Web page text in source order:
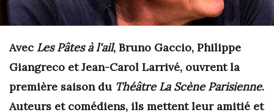
Avec Les Pâtes à l'ail, Bruno Gaccio, Philippe
Giangreco et Jean-Carol Larrivé, ouvrent la
première saison du Théâtre La Scène Parisienne.
Auteurs et comédiens, ils mettent leur amitié et